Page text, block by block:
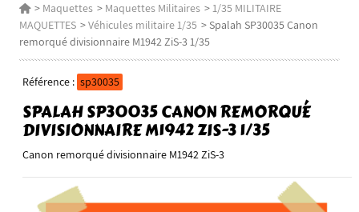
> Maquettes > Maquettes Militaires >1/35 MILITAIRE
MAQUETTES >Véhicules militaire 1/35 > Spalah SP30035 Canon
remorqué divisionnaire M1942 ZiS-3 1/35
Référence : sp30035
SPALAH SP30035 CANON REMORQUÉ
DIVISIONNAIRE M1942 ZIS-3 1/35
Canon remorqué divisionnaire M1942 ZiS-3